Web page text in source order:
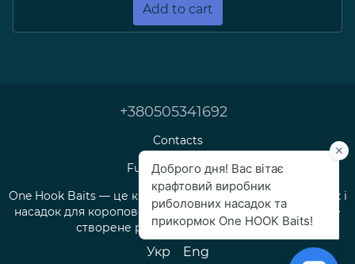
Add to cart
+380505341692
Contacts
Full version of site
One Hook Baits — це крафтове виробництво прикормок і
насадок для коропової та флет-фідерної риболовлі, яке
створене рибалками для рибалок.
Укр Eng